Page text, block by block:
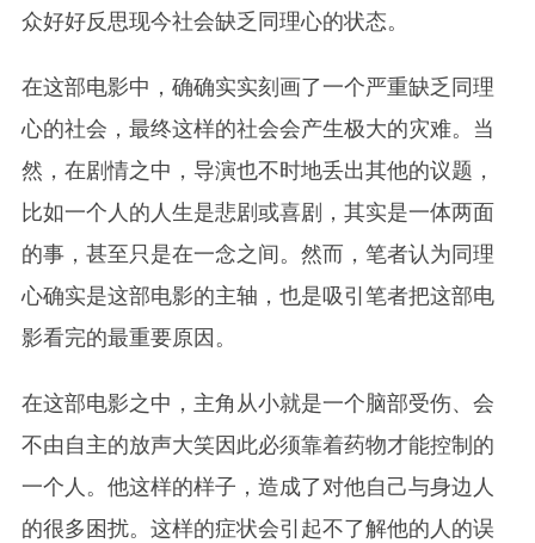
众好好反思现今社会缺乏同理心的状态。
在这部电影中，确确实实刻画了一个严重缺乏同理
心的社会，最终这样的社会会产生极大的灾难。当
然，在剧情之中，导演也不时地丢出其他的议题，
比如一个人的人生是悲剧或喜剧，其实是一体两面
的事，甚至只是在一念之间。然而，笔者认为同理
心确实是这部电影的主轴，也是吸引笔者把这部电
影看完的最重要原因。
在这部电影之中，主角从小就是一个脑部受伤、会
不由自主的放声大笑因此必须靠着药物才能控制的
一个人。他这样的样子，造成了对他自己与身边人
的很多困扰。这样的症状会引起不了解他的人的误